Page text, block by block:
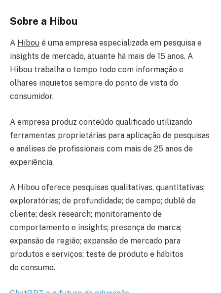
Sobre a Hibou
A Hibou é uma empresa especializada em pesquisa e
insights de mercado, atuante há mais de 15 anos. A
Hibou trabalha o tempo todo com informação e
olhares inquietos sempre do ponto de vista do
consumidor.
A empresa produz conteúdo qualificado utilizando
ferramentas proprietárias para aplicação de pesquisas
e análises de profissionais com mais de 25 anos de
experiência.
A Hibou oferece pesquisas qualitativas, quantitativas;
exploratórias; de profundidade; de campo; dublê de
cliente; desk research; monitoramento de
comportamento e insights; presença de marca;
expansão de região; expansão de mercado para
produtos e serviços; teste de produto e hábitos
de consumo.